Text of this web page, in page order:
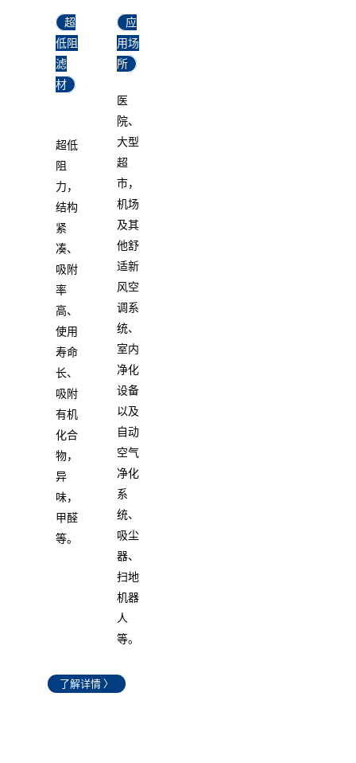
超
低阻
滤
材
超低
阻
力，
结构
紧
凑、
吸附
率
高、
使用
寿命
长、
吸附
有机
化合
物，
异
味，
甲醛
等。
应
用场
所
医
院、
大型
超
市，
机场
及其
他舒
适新
风空
调系
统、
室内
净化
设备
以及
自动
空气
净化
系
统、
吸尘
器、
扫地
机器
人
等。
了解详情 〉